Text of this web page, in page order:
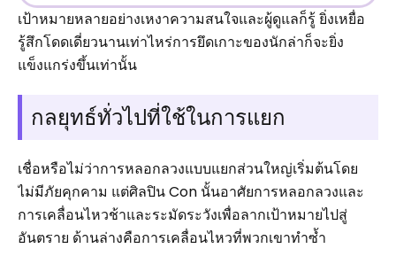
เป้าหมายหลายอย่างเหงาความสนใจและผู้ดูแลก็รู้ ยิ่งเหยื่อ
รู้สึกโดดเดี่ยวนานเท่าไหร่การยึดเกาะของนักล่าก็จะยิ่ง
แข็งแกร่งขึ้นเท่านั้น
กลยุทธ์ทั่วไปที่ใช้ในการแยก
เชื่อหรือไม่ว่าการหลอกลวงแบบแยกส่วนใหญ่เริ่มต้นโดย
ไม่มีภัยคุกคาม แต่ศิลปิน Con นั้นอาศัยการหลอกลวงและ
การเคลื่อนไหวช้าและระมัดระวังเพื่อลากเป้าหมายไปสู่
อันตราย ด้านล่างคือการเคลื่อนไหวที่พวกเขาทำซ้ำ